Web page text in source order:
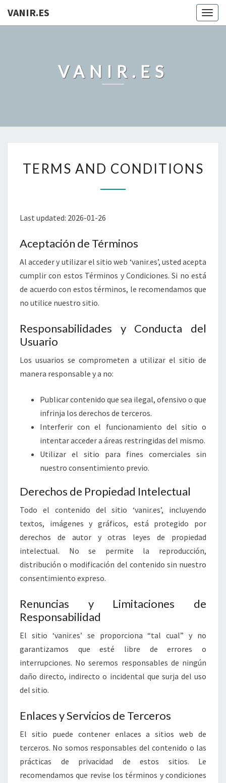
VANIR.ES
VANIR.ES
AND
TERMS AND CONDITIONS
Last updated: 2026-01-26
Aceptación de Términos
Al acceder y utilizar el sitio web ‘vanir.es’, usted acepta
cumplir con estos Términos y Condiciones. Si no está
de acuerdo con estos términos, le recomendamos que
no utilice nuestro sitio.
Responsabilidades y Conducta del
Usuario
Los usuarios se comprometen a utilizar el sitio de
manera responsable y a no:
Publicar contenido que sea ilegal, ofensivo o que
infrinja los derechos de terceros.
Interferir con el funcionamiento del sitio o
intentar acceder a áreas restringidas del mismo.
Utilizar el sitio para fines comerciales sin
nuestro consentimiento previo.
Derechos de Propiedad Intelectual
Todo el contenido del sitio ‘vanir.es’, incluyendo
textos, imágenes y gráficos, está protegido por
derechos de autor y otras leyes de propiedad
intelectual. No se permite la reproducción,
distribución o modificación del contenido sin nuestro
consentimiento expreso.
Renuncias y Limitaciones de
Responsabilidad
El sitio ‘vanir.es’ se proporciona “tal cual” y no
garantizamos que esté libre de errores o
interrupciones. No seremos responsables de ningún
daño directo, indirecto o incidental que surja del uso
del sitio.
Enlaces y Servicios de Terceros
El sitio puede contener enlaces a sitios web de
terceros. No somos responsables del contenido o las
prácticas de privacidad de estos sitios. Le
recomendamos que revise los términos y condiciones